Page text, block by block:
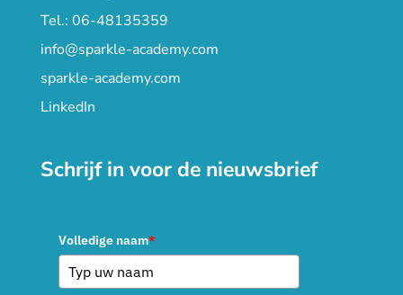
Tel.: 06-48135359
info@sparkle-academy.com
sparkle-academy.com
LinkedIn
Schrijf in voor de nieuwsbrief
Volledige naam*